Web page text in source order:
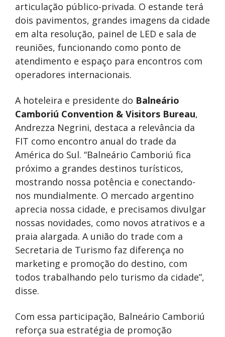
articulação público-privada. O estande terá
dois pavimentos, grandes imagens da cidade
em alta resolução, painel de LED e sala de
reuniões, funcionando como ponto de
atendimento e espaço para encontros com
operadores internacionais.
A hoteleira e presidente do Balneário
Camboriú Convention & Visitors Bureau,
Andrezza Negrini, destaca a relevância da
FIT como encontro anual do trade da
América do Sul. “Balneário Camboriú fica
próximo a grandes destinos turísticos,
mostrando nossa potência e conectando-
nos mundialmente. O mercado argentino
aprecia nossa cidade, e precisamos divulgar
nossas novidades, como novos atrativos e a
praia alargada. A união do trade com a
Secretaria de Turismo faz diferença no
marketing e promoção do destino, com
todos trabalhando pelo turismo da cidade”,
disse.
Com essa participação, Balneário Camboriú
reforça sua estratégia de promoção